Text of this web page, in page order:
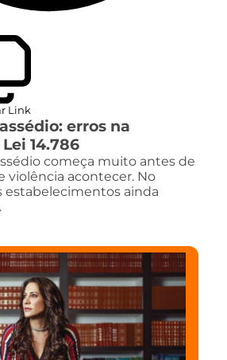
Link
erros na
14.786
começa muito antes de
violência acontecer. No
ainda